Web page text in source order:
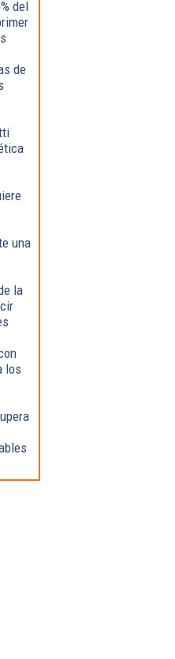
del
de
una
la
los